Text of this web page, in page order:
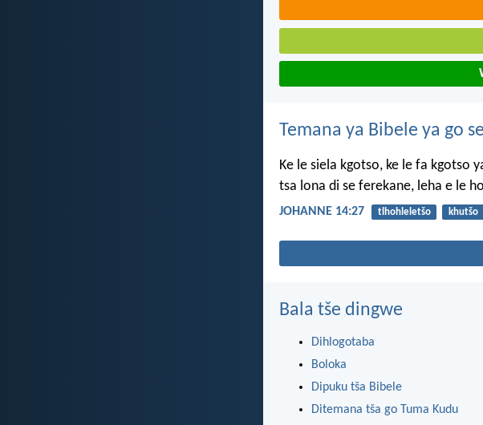
Temana ya Bibele ya go
Ke le siela kgotso, ke le fa kgotso
tsa lona di se ferekane, leha e le
JOHANNE 14:27 tlhohleletšo khutšo
Bala tše dingwe
Dihlogotaba
Boloka
Dipuku tša Bibele
Ditemana tša go Tuma Kudu